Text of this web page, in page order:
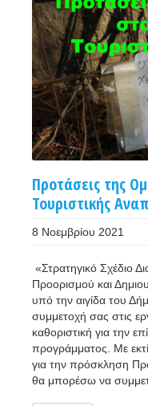
Προτάσεις της
Τουριστικής
8 Νοεμβρίου 2021
«Στρατηγικό Σχέδιο
Προορισμού και
υπό την αιγίδα του
συμμετοχή σας στις
καθοριστική για την
προγράμματος. Με
για την πρόσκληση
θα μπορέσω να